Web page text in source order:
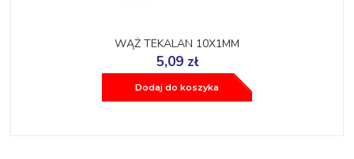
WĄŻ TEKALAN 10X1MM
5,09 zł
Dodaj do koszyka